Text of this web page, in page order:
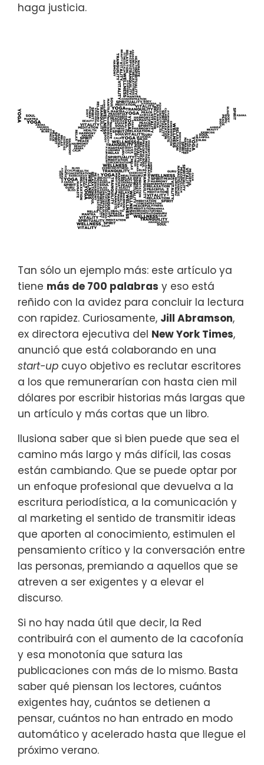
haga justicia.
Tan sólo un ejemplo más: este artículo ya
tiene más de 700 palabras y eso está
reñido con la avidez para concluir la lectura
con rapidez. Curiosamente, Jill Abramson,
ex directora ejecutiva del New York Times,
anunció que está colaborando en una
start-up cuyo objetivo es reclutar escritores
a los que remunerarían con hasta cien mil
dólares por escribir historias más largas que
un artículo y más cortas que un libro.
Ilusiona saber que si bien puede que sea el
camino más largo y más difícil, las cosas
están cambiando. Que se puede optar por
un enfoque profesional que devuelva a la
escritura periodística, a la comunicación y
al marketing el sentido de transmitir ideas
que aporten al conocimiento, estimulen el
pensamiento crítico y la conversación entre
las personas, premiando a aquellos que se
atreven a ser exigentes y a elevar el
discurso.
Si no hay nada útil que decir, la Red
contribuirá con el aumento de la cacofonía
y esa monotonía que satura las
publicaciones con más de lo mismo. Basta
saber qué piensan los lectores, cuántos
exigentes hay, cuántos se detienen a
pensar, cuántos no han entrado en modo
automático y acelerado hasta que llegue el
próximo verano.